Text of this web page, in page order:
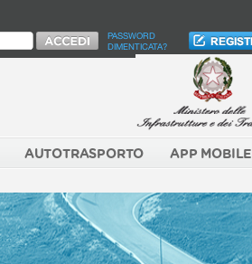
PASSWORD
DIMENTICATA?
AUTOTRASPORTO APP MOBILE